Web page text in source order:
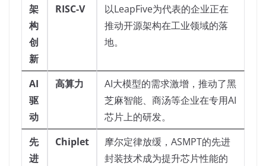
架
构
创
新
RISC-V
以LeapFive为代表的企业正在
推动开源架构在工业领域的落
地。
AI
驱
动
高算力
AI大模型的需求激增，推动了黑
芝麻智能、商汤等企业在专用AI
芯片上的研发。
先
进
Chiplet
摩尔定律放缓，ASMPT的先进
封装技术成为提升芯片性能的